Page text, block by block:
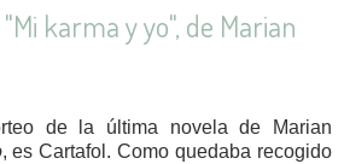
karma y yo", de Marian
de la última novela de Marian
, es Cartafol. Como quedaba recogido